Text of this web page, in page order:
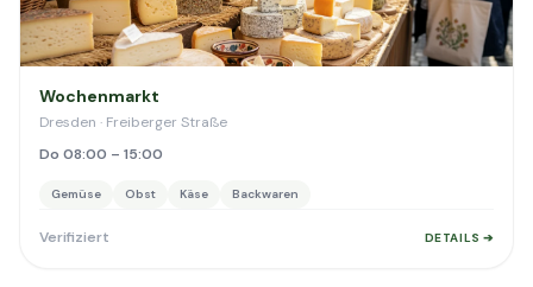
Wochenmarkt
Dresden · Freiberger Straße
Do 08:00 – 15:00
Gemüse Obst Käse Backwaren
Verifiziert DETAILS ➔